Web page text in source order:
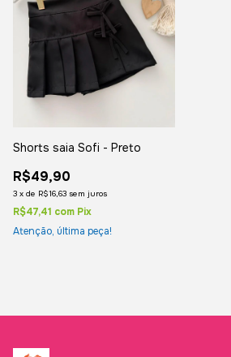
Shorts saia Sofi - Preto
R$49,90
3 x de R$16,63 sem juros
R$47,41 com Pix
Atenção, última peça!